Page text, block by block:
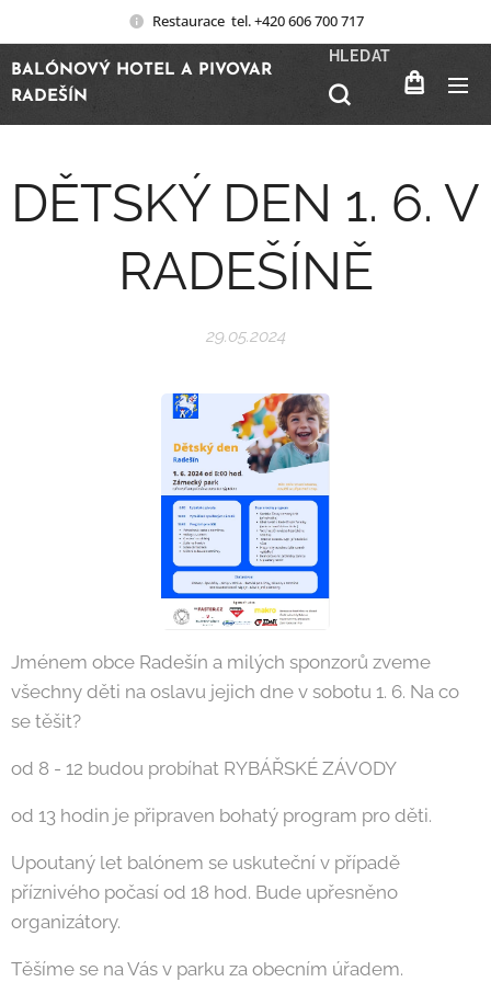
Restaurace tel. +420 606 700 717
BALÓNOVÝ HOTEL A PIVOVAR
RADEŠÍN
HLEDAT
DĚTSKÝ DEN 1. 6. V
RADEŠÍNĚ
29.05.2024
Jménem obce Radešín a milých sponzorů zveme
všechny děti na oslavu jejich dne v sobotu 1. 6. Na co
se těšit?
od 8 - 12 budou probíhat RYBÁŘSKÉ ZÁVODY
od 13 hodin je připraven bohatý program pro děti.
Upoutaný let balónem se uskuteční v případě
příznivého počasí od 18 hod. Bude upřesněno
organizátory.
Těšíme se na Vás v parku za obecním úřadem.